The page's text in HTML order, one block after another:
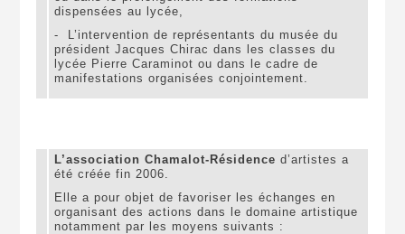
dispensées au lycée,
- L’intervention de représentants du musée du
président Jacques Chirac dans les classes du
lycée Pierre Caraminot ou dans le cadre de
manifestations organisées conjointement.
L’association Chamalot-Résidence d’artistes a
été créée fin 2006.
Elle a pour objet de favoriser les échanges en
organisant des actions dans le domaine artistique
notamment par les moyens suivants :